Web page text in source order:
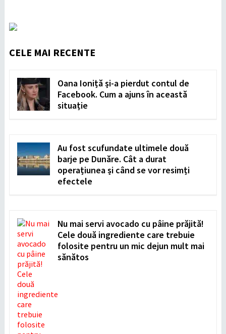
CELE MAI RECENTE
Oana Ioniță și-a pierdut contul de
Facebook. Cum a ajuns în această
situație
Au fost scufundate ultimele două
barje pe Dunăre. Cât a durat
operațiunea și când se vor resimți
efectele
Nu mai servi avocado cu pâine prăjită!
Cele două ingrediente care trebuie
folosite pentru un mic dejun mult mai
sănătos